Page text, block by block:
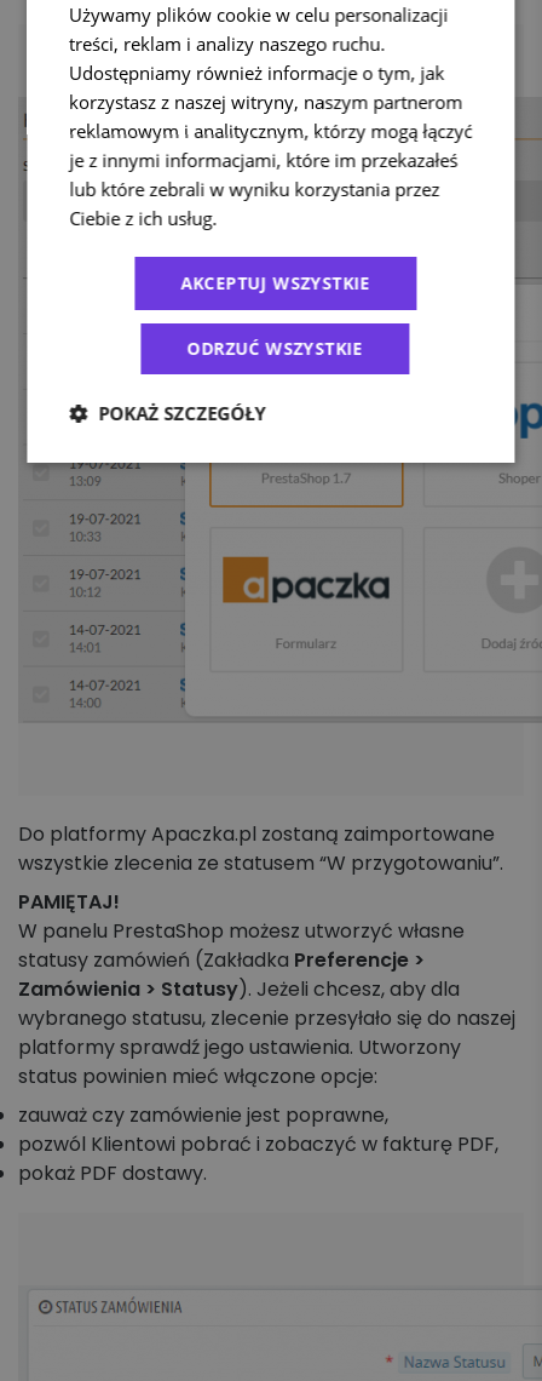
Do platformy Apaczka.pl zostaną zaimportowane
wszystkie zlecenia ze statusem “W przygotowaniu”.
PAMIĘTAJ!
W panelu PrestaShop możesz utworzyć własne
statusy zamówień (Zakładka Preferencje >
Zamówienia > Statusy). Jeżeli chcesz, aby dla
wybranego statusu, zlecenie przesyłało się do naszej
platformy sprawdź jego ustawienia. Utworzony
status powinien mieć włączone opcje:
zauważ czy zamówienie jest poprawne,
pozwól Klientowi pobrać i zobaczyć w fakturę PDF,
pokaż PDF dostawy.
Używamy plików cookie w celu personalizacji
treści, reklam i analizy naszego ruchu.
Udostępniamy również informacje o tym, jak
korzystasz z naszej witryny, naszym partnerom
reklamowym i analitycznym, którzy mogą łączyć
je z innymi informacjami, które im przekazałeś
lub które zebrali w wyniku korzystania przez
Ciebie z ich usług.
AKCEPTUJ WSZYSTKIE
ODRZUĆ WSZYSTKIE
POKAŻ SZCZEGÓŁY